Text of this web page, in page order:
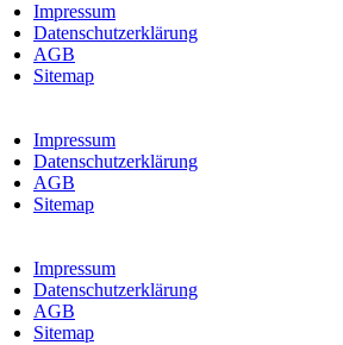
Impressum
Datenschutzerklärung
AGB
Sitemap
Impressum
Datenschutzerklärung
AGB
Sitemap
Impressum
Datenschutzerklärung
AGB
Sitemap